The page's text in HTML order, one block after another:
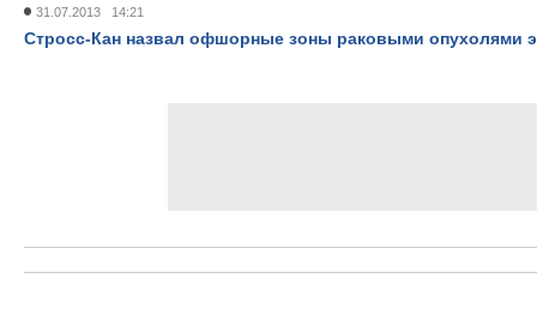
31.07.2013 14:21
Стросс-Кан назвал офшорные зоны раковыми опухолями